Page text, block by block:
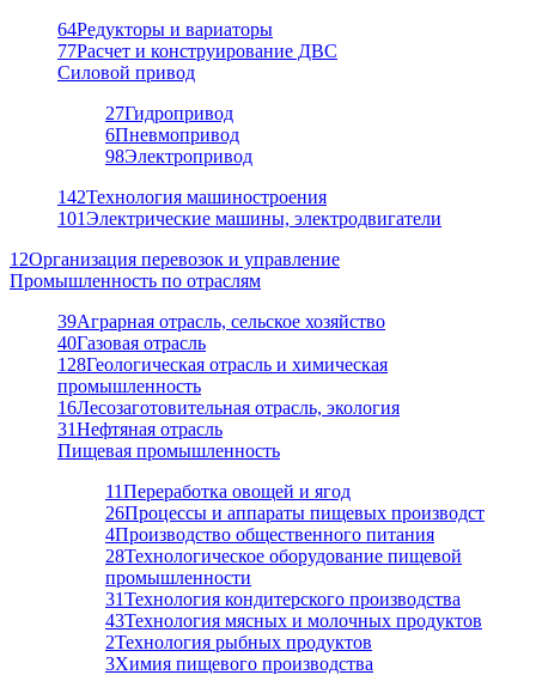
64Редукторы и вариаторы
77Расчет и конструирование ДВС
Силовой привод
27Гидропривод
6Пневмопривод
98Электропривод
142Технология машиностроения
101Электрические машины, электродвигатели
12Организация перевозок и управление
Промышленность по отраслям
39Аграрная отрасль, сельское хозяйство
40Газовая отрасль
128Геологическая отрасль и химическая
промышленность
16Лесозаготовительная отрасль, экология
31Нефтяная отрасль
Пищевая промышленность
11Переработка овощей и ягод
26Процессы и аппараты пищевых производст
4Производство общественного питания
28Технологическое оборудование пищевой
промышленности
31Технология кондитерского производства
43Технология мясных и молочных продуктов
2Технология рыбных продуктов
3Химия пищевого производства